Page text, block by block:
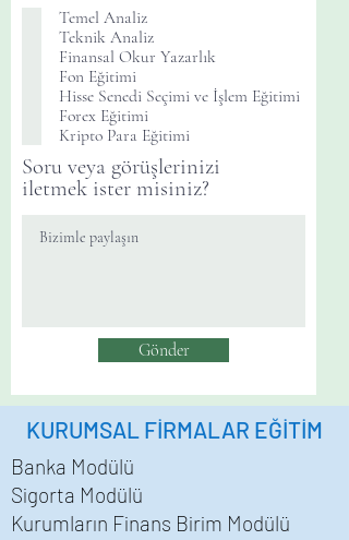
u
l
Temel Analiz
Teknik Analiz
Finansal Okur Yazarlık
Fon Eğitimi
Hisse Senedi Seçimi ve İşlem Eğitimi
Forex Eğitimi
Kripto Para Eğitimi
Soru veya görüşlerinizi
iletmek ister misiniz?
Gönder
KURUMSAL FİRMALAR EĞİTİM
Banka Modülü
Sigorta Modülü
Kurumların Finans Birim Modülü